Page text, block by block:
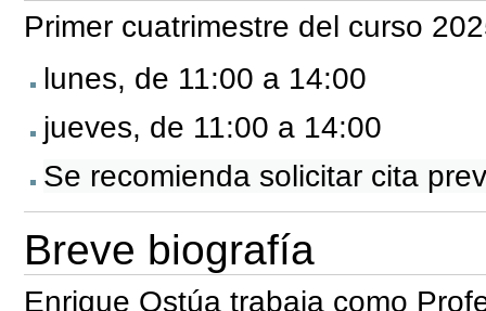
Primer cuatrimestre del curso
lunes, de 11:00 a 14:00
jueves, de 11:00 a 14:00
Se recomienda solicitar cita
Breve biografía
Enrique Ostúa trabaja como